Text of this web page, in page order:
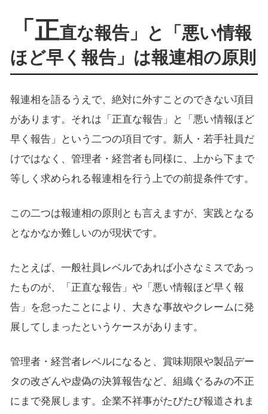
「正直な報告」と「悪い情報
ほど早く報告」は報連相の原則
報連相を語るうえで、絶対に外すことのできない項目
があります。それは「正直な報告」と「悪い情報ほど
早く報告」という二つの項目です。新人・若手社員だ
けではなく、管理者・経営者も同様に、上から下まで
等しく求められる報連相を行う上での前提条件です。
この二つは報連相の原則とも言えますが、実践となる
となかなか難しいのが現状です。
たとえば、一般社員レベルであれば小さなミスであっ
たものが、「正直な報告」や「悪い情報ほど早く報
告」を怠ったことにより、大きな事故やクレームに発
展してしまったというケースがあります。
管理者・経営者レベルになると、賞味期限や製品デー
タの改ざんや虚偽の決算報告など、組織ぐるみの不正
にまで発展します。企業不祥事がたびたび報道されま